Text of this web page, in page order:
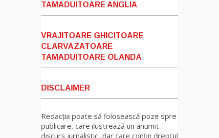
TAMADUITOARE ANGLIA
VRAJITOARE GHICITOARE
CLARVAZATOARE
TAMADUITOARE OLANDA
DISCLAIMER
Redacția poate să folosească poze spre
publicare, care ilustrează un anumit
discurs jurnalistic, dar care conțin dreptul